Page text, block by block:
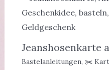
Jeanshosenkarte
Bastelanleitungen, ✂️